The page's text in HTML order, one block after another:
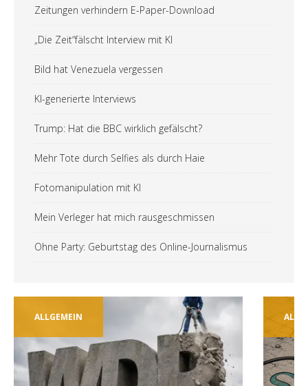
Zeitungen verhindern E-Paper-Download
„Die Zeit“fälscht Interview mit KI
Bild hat Venezuela vergessen
KI-generierte Interviews
Trump: Hat die BBC wirklich gefälscht?
Mehr Tote durch Selfies als durch Haie
Fotomanipulation mit KI
Mein Verleger hat mich rausgeschmissen
Ohne Party: Geburtstag des Online-Journalismus
ALLGEMEIN